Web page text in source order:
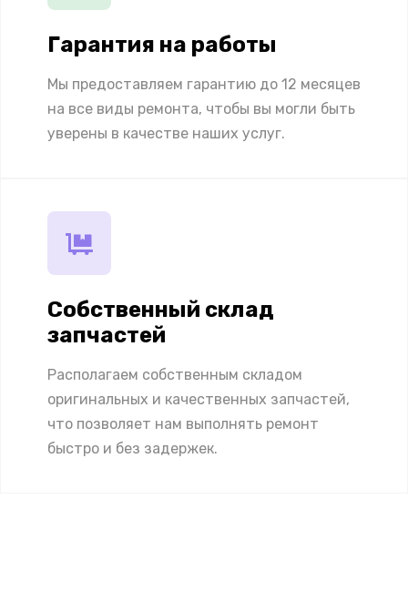
Гарантия на работы
Мы предоставляем гарантию до 12 месяцев
на все виды ремонта, чтобы вы могли быть
уверены в качестве наших услуг.
Собственный склад
запчастей
Располагаем собственным складом
оригинальных и качественных запчастей,
что позволяет нам выполнять ремонт
быстро и без задержек.